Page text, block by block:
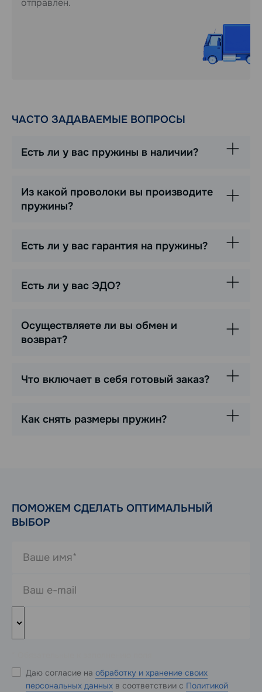
отправлен.
ЧАСТО ЗАДАВАЕМЫЕ ВОПРОСЫ
Есть ли у вас пружины в наличии?
Из какой проволоки вы производите
пружины?
Есть ли у вас гарантия на пружины?
Есть ли у вас ЭДО?
Осуществляете ли вы обмен и
возврат?
Что включает в себя готовый заказ?
Как снять размеры пружин?
ПОМОЖЕМ СДЕЛАТЬ ОПТИМАЛЬНЫЙ
ВЫБОР
Даю согласие на обработку и хранение своих
персональных данных в соответствии с Политикой